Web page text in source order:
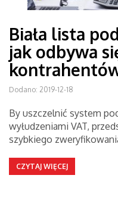
Biała lista
jak odbywa
Dodano: 2019-12-18
By uszczelnić system
wyłudzeniami VAT,
szybkiego
CZYTAJ WIĘCEJ